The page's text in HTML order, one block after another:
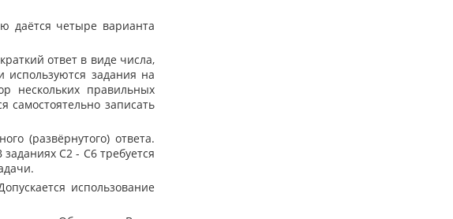
даётся четыре варианта
ответ в виде числа,
используются задания на
нескольких правильных
самостоятельно записать
(развёрнутого) ответа.
С2 - С6 требуется
использование